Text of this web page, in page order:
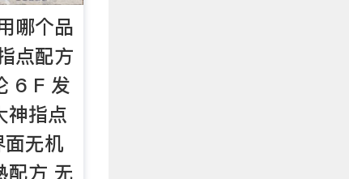
哪个品
点配方
6 F 发
神指点
无机
配方 无